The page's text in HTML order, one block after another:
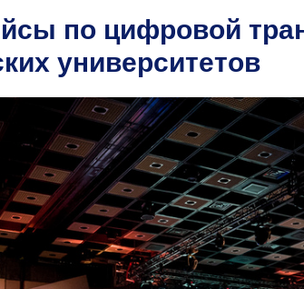
по цифровой
университетов